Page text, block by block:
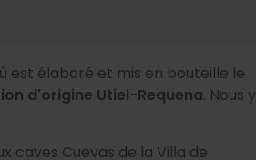
est élaboré et mis en bouteille le
d'origine Utiel-Requena. Nous y
caves Cuevas de la Villa de